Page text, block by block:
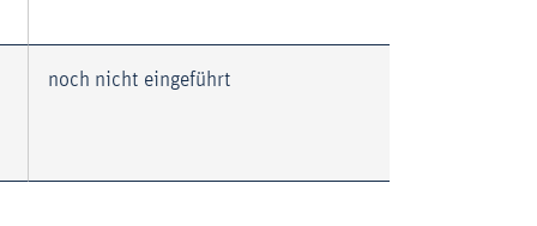
noch nicht eingeführt